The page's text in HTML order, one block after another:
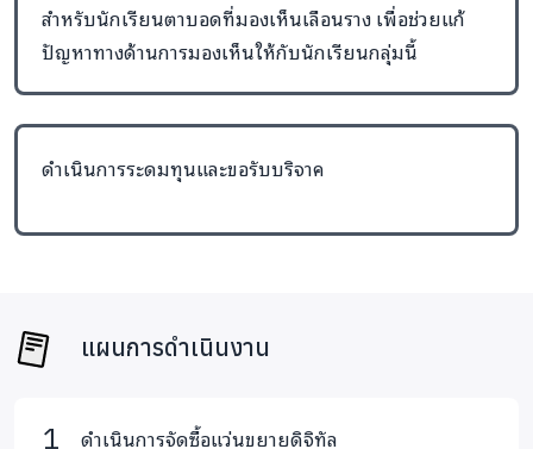
ซ้อน (กรุงเทพฯ) : มีนักเรียนสายตาเลือนราง จำนวน 26 คน
โรงเรียนธรรมิกวิทยา (จังหวัดเพชรบุรี) : มีนักเรียนสายตา
เลือนราง จำนวน 28 คน
โรงเรียนเด็กตาบอดพิการซ้ำซ้อน ชะอำ (จังหวัดเพชรบุรี) : มี
นักเรียนสายตาเลือนราง จำนวน 5 คน
สายตาเลือนราง จำนวน 29 คน
จากจำนวน 214 คน พบว่ามีนักเรียนที่มีความจำเป็นที่ต้องใช้
สำหรับนักเรียนตาบอดที่มองเห็นเลือนราง เพื่อช่วยแก้
ปัญหาทางด้านการมองเห็นให้กับนักเรียนกลุ่มนี้
ดำเนินการระดมทุนและขอรับบริจาค
แผนการดำเนินงาน
ดำเนินการจัดซื้อแว่นขยายดิจิทัล